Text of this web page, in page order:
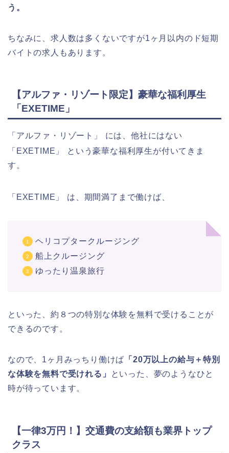
う。
ちなみに、求人数は多くないですが1ヶ月以内のド短期
バイトの求人もあります。
【アルファ・リゾート限定】豪華な福利厚生
「EXETIME」
「アルファ・リゾート」
には、他社にはない
「EXETIME」
という豪華な福利厚生が付いてきま
す。
「EXETIME」 は、期間満了まで働けば、
ヘリコプタークルージング
船上クルージング
ゆったり温泉旅行
といった、約８つの特別な体験を無料で受けることが
できるのです。
なので、1ヶ月みっちり働けば 「20万以上の給与＋特別
な体験を無料で受けれる」
といった、夢のようなひと
時が待っています。
【一律3万円！】交通費の支給額も業界トップ
クラス